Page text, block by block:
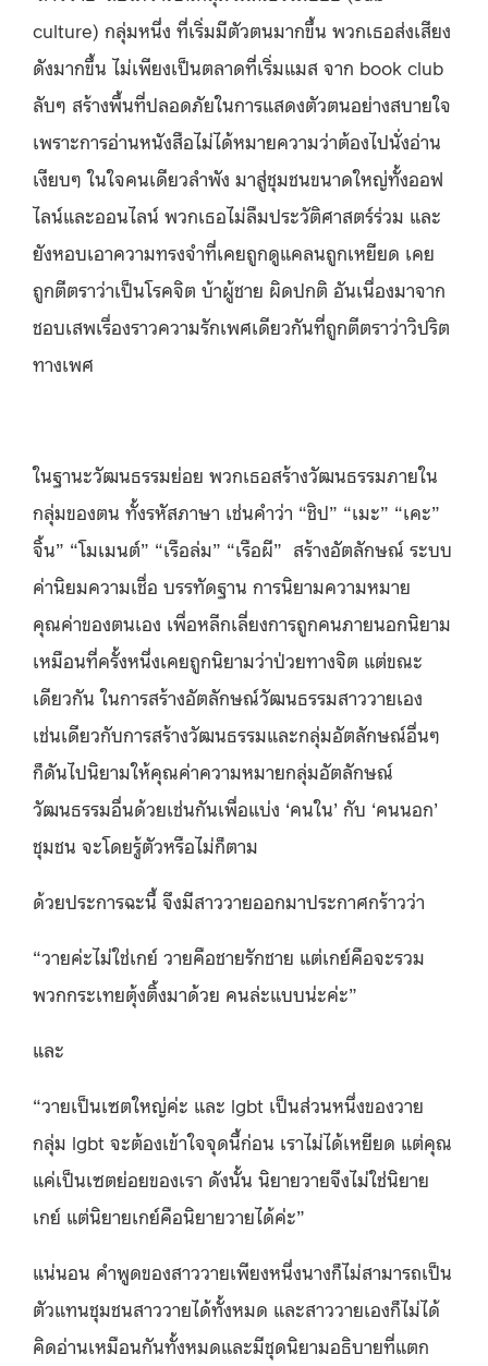
culture) กลุ่มหนึ่ง ที่เริ่มมีตัวตนมากขึ้น พวกเธอส่งเสียง
ดังมากขึ้น ไม่เพียงเป็นตลาดที่เริ่มแมส จาก book club
ลับๆ สร้างพื้นที่ปลอดภัยในการแสดงตัวตนอย่างสบายใจ
เพราะการอ่านหนังสือไม่ได้หมายความว่าต้องไปนั่งอ่าน
เงียบๆ ในใจคนเดียวลำพัง มาสู่ชุมชนขนาดใหญ่ทั้งออฟ
ไลน์และออนไลน์ พวกเธอไม่ลืมประวัติศาสตร์ร่วม และ
ยังหอบเอาความทรงจำที่เคยถูกดูแคลนถูกเหยียด เคย
ถูกตีตราว่าเป็นโรคจิต บ้าผู้ชาย ผิดปกติ อันเนื่องมาจาก
ชอบเสพเรื่องราวความรักเพศเดียวกันที่ถูกตีตราว่าวิปริต
ทางเพศ
ในฐานะวัฒนธรรมย่อย พวกเธอสร้างวัฒนธรรมภายใน
กลุ่มของตน ทั้งรหัสภาษา เช่นคำว่า “ชิป” “เมะ” “เคะ”
จิ้น” “โมเมนต์” “เรือล่ม” “เรือผี” สร้างอัตลักษณ์ ระบบ
ค่านิยมความเชื่อ บรรทัดฐาน การนิยามความหมาย
คุณค่าของตนเอง เพื่อหลีกเลี่ยงการถูกคนภายนอกนิยาม
เหมือนที่ครั้งหนึ่งเคยถูกนิยามว่าป่วยทางจิต แต่ขณะ
เดียวกัน ในการสร้างอัตลักษณ์วัฒนธรรมสาววายเอง
เช่นเดียวกับการสร้างวัฒนธรรมและกลุ่มอัตลักษณ์อื่นๆ
ก็ดันไปนิยามให้คุณค่าความหมายกลุ่มอัตลักษณ์
วัฒนธรรมอื่นด้วยเช่นกันเพื่อแบ่ง ‘คนใน’ กับ ‘คนนอก’
ชุมชน จะโดยรู้ตัวหรือไม่ก็ตาม
ด้วยประการฉะนี้ จึงมีสาววายออกมาประกาศกร้าวว่า
“วายค่ะไม่ใช่เกย์ วายคือชายรักชาย แต่เกย์คือจะรวม
พวกกระเทยตุ้งติ้งมาด้วย คนล่ะแบบน่ะค่ะ”
และ
“วายเป็นเซตใหญ่ค่ะ และ lgbt เป็นส่วนหนึ่งของวาย
กลุ่ม lgbt จะต้องเข้าใจจุดนี้ก่อน เราไม่ได้เหยียด แต่คุณ
แค่เป็นเซตย่อยของเรา ดังนั้น นิยายวายจึงไม่ใช่นิยาย
เกย์ แต่นิยายเกย์คือนิยายวายได้ค่ะ”
แน่นอน คำพูดของสาววายเพียงหนึ่งนางก็ไม่สามารถเป็น
ตัวแทนชุมชนสาววายได้ทั้งหมด และสาววายเองก็ไม่ได้
คิดอ่านเหมือนกันทั้งหมดและมีชุดนิยามอธิบายที่แตก